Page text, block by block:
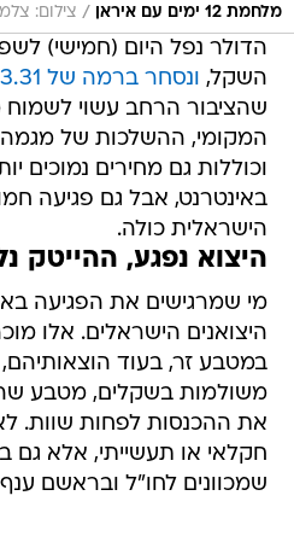
מלחמת 12 ימים עם איראן
/ צילום:
הדולר נפל היום (חמישי)
השקל, ונסחר ברמה של 3.31 שקלים בלבד
שהציבור הרחב עשוי
המקומי, ההשלכות של מגמה
וכוללות גם מחירים נמוכים
באינטרנט, אבל גם פגיעה
הישראלית כולה.
היצוא נפגע, ההייטק
מי שמרגישים את הפגיעה
היצואנים הישראלים. אלו
במטבע זר, בעוד
משולמות בשקלים, מטבע
את ההכנסות לפחות שוות.
חקלאי או תעשייתי, אלא גם
שמכוונים לחו"ל ובראשם